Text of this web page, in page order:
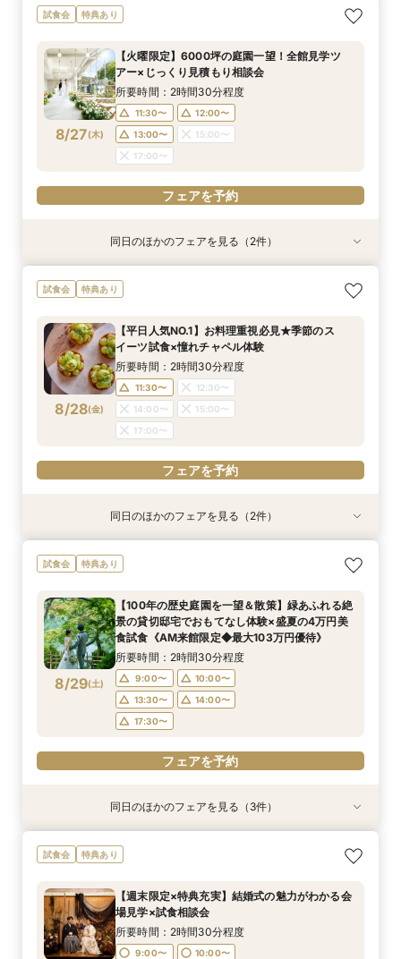
8/25(火)
＼初見学おすすめ★ゆったり相談会／6000坪庭
園ツアー＊特典あり♪
11:30〜
12:00〜
13:00〜
15:00〜
17:00〜
フェアを予約
8/25(火)
アットホームウェディング【6～39名様までご検
討の方/少人数会食プラン相談会】日本庭園を一
ケット付
所要時間：2時間30分程度
14:00〜
15:00〜
17:00〜
フェアを予約
試食会 特典あり
8/27(木)
【火曜限定】6000坪の庭園一望！全館見学ツ
アー×じっくり見積もり相談会
所要時間：2時間30分程度
11:30〜
12:00〜
13:00〜
15:00〜
17:00〜
フェアを予約
特典あり
8/27 木)
＼初見学おすすめ★ゆったり相談会／6000坪庭
園ツアー＊特典あり♪
11:30〜
12:00〜
13:00〜
15:00〜
17:00〜
フェアを予約
8/27 木)
アットホームウェディング【6～39名様までご検
討の方/少人数会食プラン相談会】日本庭園を一
ケット付
所要時間：2時間30分程度
14:00〜
15:00〜
17:00〜
フェアを予約
同日のほかのフェアを見る（2件）
試食会 特典あり
8/28(金)
【平日人気NO.1】お料理重視必見★季節のス
イーツ試食×憧れチャペル体験
所要時間：2時間30分程度
11:30〜
12:30〜
14:00〜
15:00〜
17:00〜
フェアを予約
特典あり
8/28(金)
＼初見学おすすめ★ゆったり相談会／6000坪庭
園ツアー＊特典あり♪
11:30〜
12:00〜
13:00〜
15:00〜
17:00〜
フェアを予約
8/28(金)
アットホームウェディング【6～39名様までご検
討の方/少人数会食プラン相談会】日本庭園を一
ケット付
所要時間：2時間30分程度
11:30〜
12:30〜
14:00〜
15:00〜
17:00〜
フェアを予約
同日のほかのフェアを見る（2件）
試食会 特典あり
8/29(土)
【100年の歴史庭園を一望＆散策】緑あふれる絶
景の貸切邸宅でおもてなし体験×盛夏の4万円美
食試食《AM来館限定◆最大103万円優待》
所要時間：2時間30分程度
9:00〜
10:00〜
13:30〜
14:00〜
17:30〜
フェアを予約
特典あり
8/29(土)
残2席＼憧れの和婚を叶える★/神前式＊挙式スタ
イル相談×贅沢試食フェア
9:00〜
10:00〜
13:30〜
14:00〜
17:30〜
特典あり
8/29(土)
【料理重視の方必見】午前中フェア参加で国産牛
含む4万円相当試食×会場コーディネート見学！
なしフェア♪
所要時間：2時間30分程度
13:30〜
14:00〜
特典あり
8/29(土)
＼初見学の方へ☆フェア優待付／感動のチャペル
体験×豪華試食
9:00〜
10:00〜
13:30〜
14:00〜
17:30〜
同日のほかのフェアを見る（3件）
試食会 特典あり
【週末限定×特典充実】結婚式の魅力がわかる会
場見学×試食相談会
所要時間：2時間30分程度
9:00〜
10:00〜